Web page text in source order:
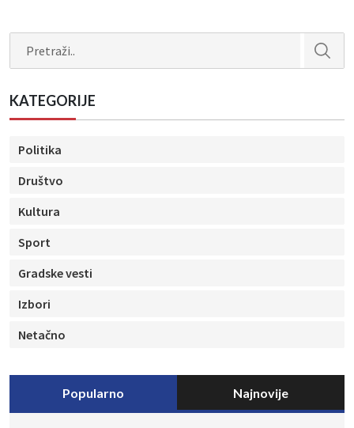
KATEGORIJE
Politika
Društvo
Kultura
Sport
Gradske vesti
Izbori
Netačno
Popularno Najnovije